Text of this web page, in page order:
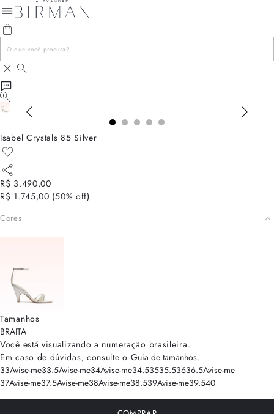
Isabel Crystals 85 Silver
R$ 3.490,00
R$ 1.745,00 (50% off)
Cores
Tamanhos
BRAITA
Você está visualizando a numeração brasileira.
Em caso de dúvidas, consulte o Guia de tamanhos.
33Avise-me33.5Avise-me34Avise-me34.53535.53636.5Avise-me
37Avise-me37.5Avise-me38Avise-me38.539Avise-me39.540